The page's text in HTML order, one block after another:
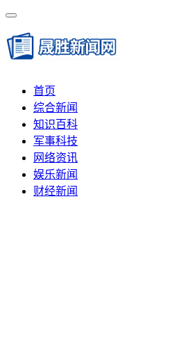
首页
综合新闻
知识百科
军事科技
网络资讯
娱乐新闻
财经新闻